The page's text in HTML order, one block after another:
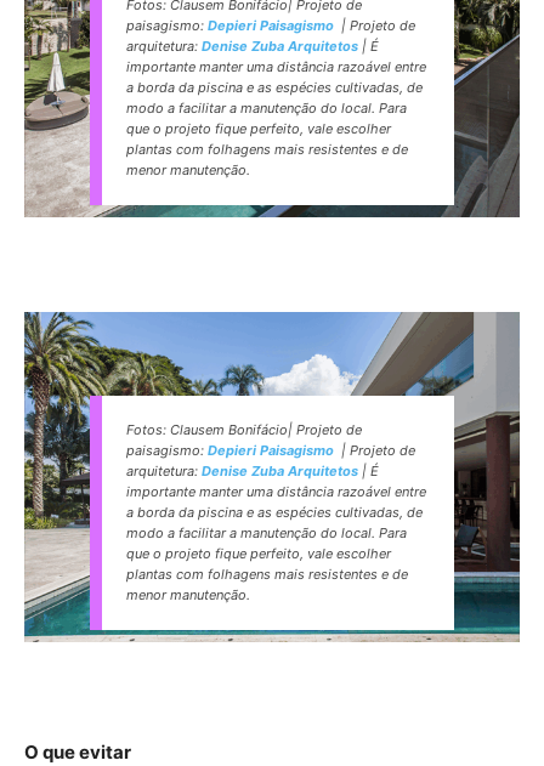
Fotos: Clausem Bonifácio| Projeto de
paisagismo: Depieri Paisagismo | Projeto de
arquitetura: Denise Zuba Arquitetos | É
importante manter uma distância razoável entre
a borda da piscina e as espécies cultivadas, de
modo a facilitar a manutenção do local. Para
que o projeto fique perfeito, vale escolher
plantas com folhagens mais resistentes e de
menor manutenção.
Fotos: Clausem Bonifácio| Projeto de
paisagismo: Depieri Paisagismo | Projeto de
arquitetura: Denise Zuba Arquitetos | É
importante manter uma distância razoável entre
a borda da piscina e as espécies cultivadas, de
modo a facilitar a manutenção do local. Para
que o projeto fique perfeito, vale escolher
plantas com folhagens mais resistentes e de
menor manutenção.
O que evitar